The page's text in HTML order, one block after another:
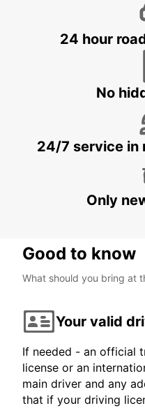
LANDSHUT
MUNICH EAST *NO
24 hour
No
24/7 service in
Only
Good to know
What should you bring at
Your valid
If needed - an official
license or an
main driver and any
that if your driving